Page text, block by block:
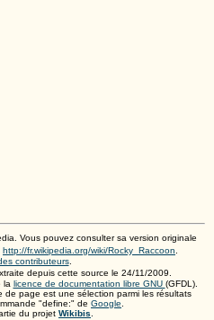
Vous pouvez consulter sa version originale
http://fr.wikipedia.org/wiki/Rocky_Raccoon
contributeurs.
depuis cette source le 24/11/2009
la licence de documentation libre GNU (GFDL).
page est une sélection parmi les résultats
"define:" de Google
du projet Wikibis